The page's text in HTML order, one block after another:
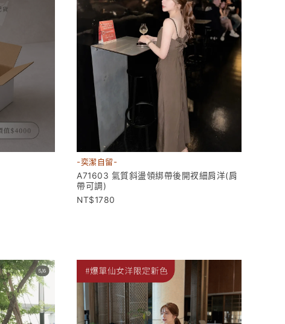
-奕潔自留-
A71603 氣質斜盪領綁帶後開衩細肩洋(肩
帶可調)
1780